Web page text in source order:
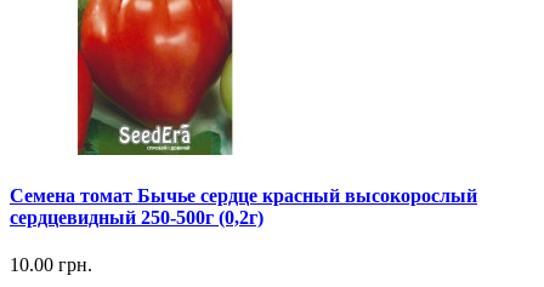
Семена томат Бычье сердце красный высокорослый
сердцевидный 250-500г (0,2г)
10.00 грн.